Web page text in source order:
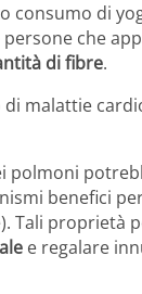
consumo di
che
di fibre.
malattie
polmoni
benefici
Tali proprietà
e regalare